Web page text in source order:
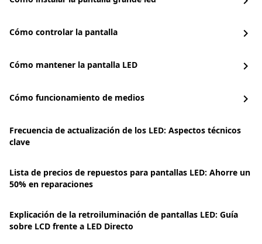
Cómo controlar la pantalla chevron_right
Cómo mantener la pantalla LED chevron_right
Cómo funcionamiento de medios chevron_right
Frecuencia de actualización de los LED: Aspectos técnicos
clave
Lista de precios de repuestos para pantallas LED: Ahorre un
50% en reparaciones
Explicación de la retroiluminación de pantallas LED: Guía
sobre LCD frente a LED Directo